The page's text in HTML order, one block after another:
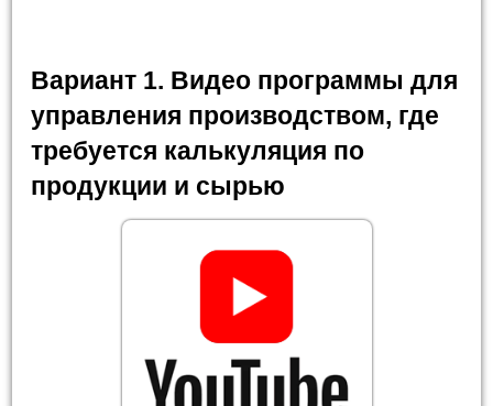
Вариант 1. Видео программы для
управления производством, где
требуется калькуляция по
продукции и сырью